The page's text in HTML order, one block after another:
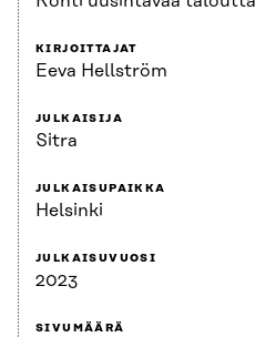
KIRJOITTAJAT
Eeva Hellström
JULKAISIJA
Sitra
JULKAISUPAIKKA
Helsinki
JULKAISUVUOSI
2023
SIVUMÄÄRÄ